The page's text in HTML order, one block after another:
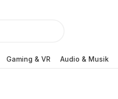
Gaming & VR Audio & Musik